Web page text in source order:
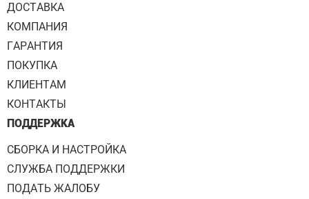
ДОСТАВКА
КОМПАНИЯ
ГАРАНТИЯ
ПОКУПКА
КЛИЕНТАМ
КОНТАКТЫ
ПОДДЕРЖКА
СБОРКА И НАСТРОЙКА
СЛУЖБА ПОДДЕРЖКИ
ПОДАТЬ ЖАЛОБУ